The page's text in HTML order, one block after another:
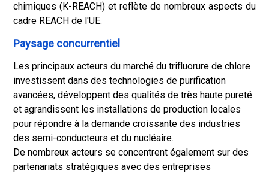
chimiques (K-REACH) et reflète de nombreux aspects du
cadre REACH de l'UE.
Paysage concurrentiel
Les principaux acteurs du marché du trifluorure de chlore
investissent dans des technologies de purification
avancées, développent des qualités de très haute pureté
et agrandissent les installations de production locales
pour répondre à la demande croissante des industries
des semi-conducteurs et du nucléaire.
De nombreux acteurs se concentrent également sur des
partenariats stratégiques avec des entreprises